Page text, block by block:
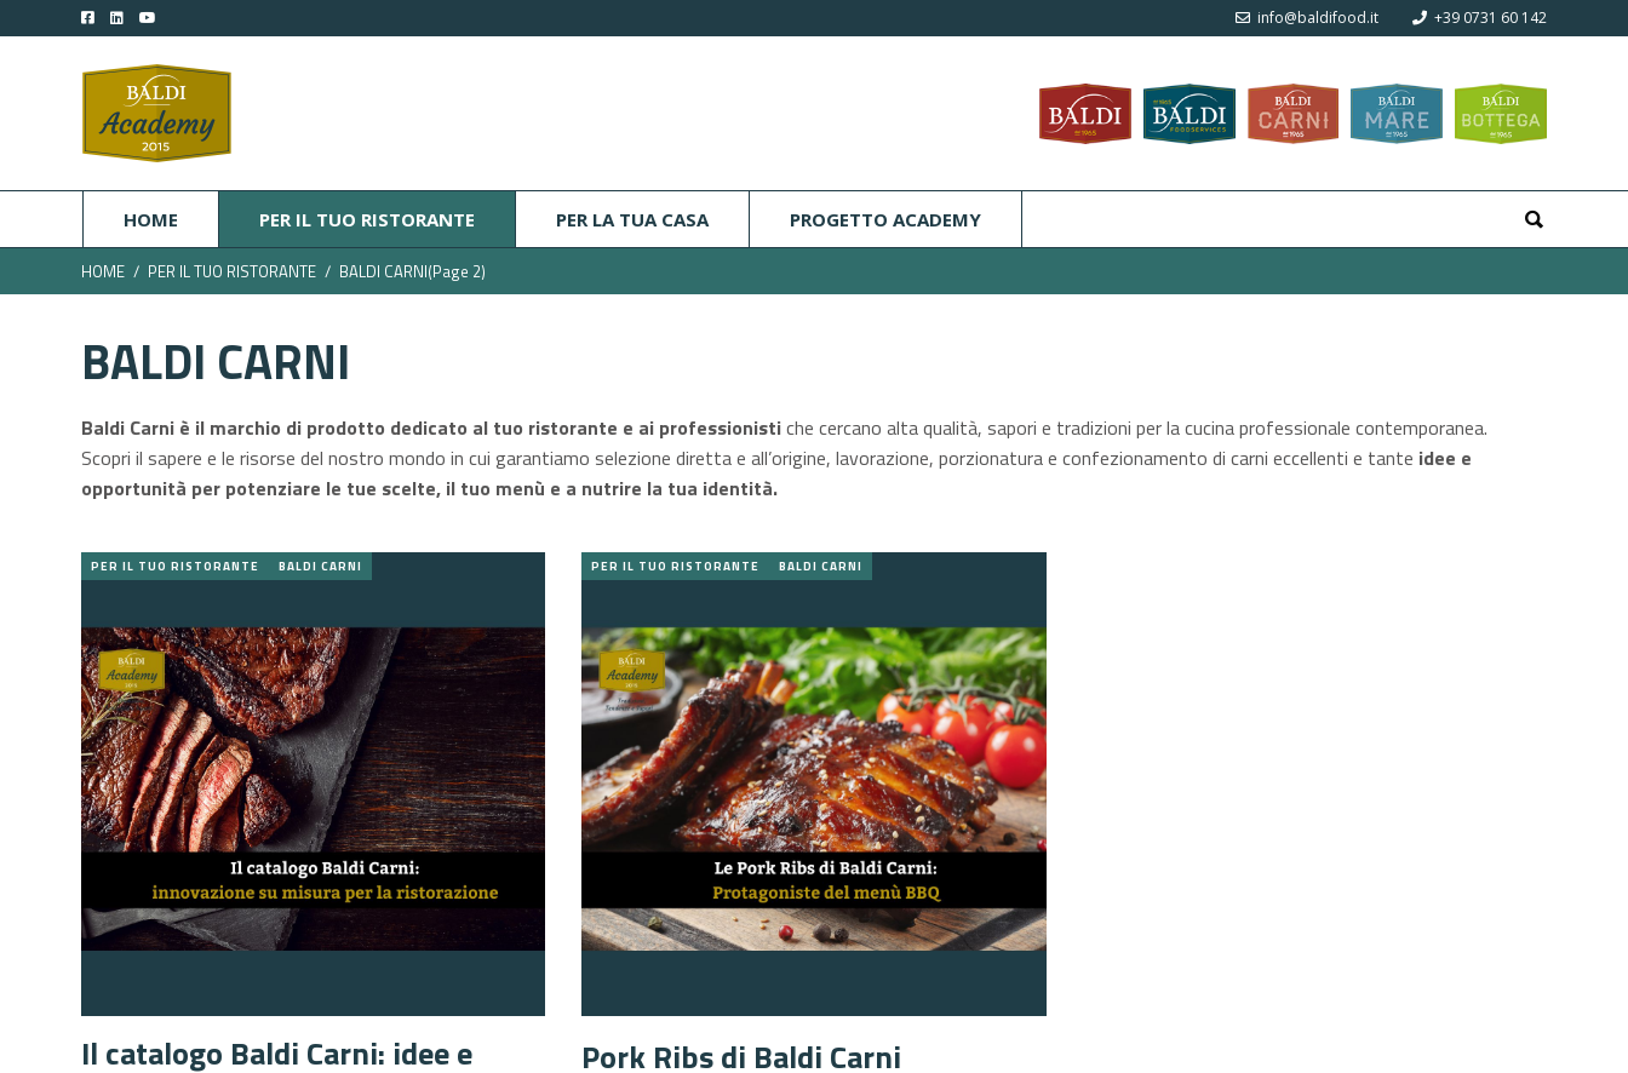
info@baldifood.it +39 0731 60 142
HOME PER IL TUO RISTORANTE PER LA TUA CASA PROGETTO ACADEMY
HOME PER IL TUO RISTORANTE BALDI CARNI(Page 2)
BALDI CARNI
Baldi Carni è il marchio di prodotto dedicato al tuo ristorante e ai professionistiche cercano alta qualità, sapori e tradizioni per la cucina professionale contemporanea.
Scopri il sapere e le risorse del nostro mondo in cui garantiamo selezione diretta e all’origine, lavorazione, porzionatura e confezionamento di carni eccellenti e tante idee e
opportunità per potenziare le tue scelte, il tuo menù e a nutrire la tua identità.
PER IL TUO RISTORANTE BALDI CARNI
Il catalogo Baldi Carni: idee e
PER IL TUO RISTORANTE BALDI CARNI
Pork Ribs di Baldi Carni